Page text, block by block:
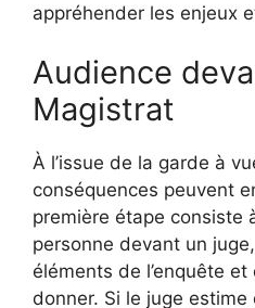
appréhender les enjeux
Audience
Magistrat
À l’issue de la garde à
conséquences peuvent
première étape consiste
personne devant un
éléments de l’enquête
donner. Si le juge estime